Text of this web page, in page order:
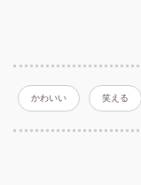
かわいい 笑える